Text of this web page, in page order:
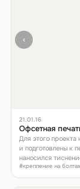
‹
21.01.16
Офсетная
Для этого
и подготовлены к
наносился
#крепление на